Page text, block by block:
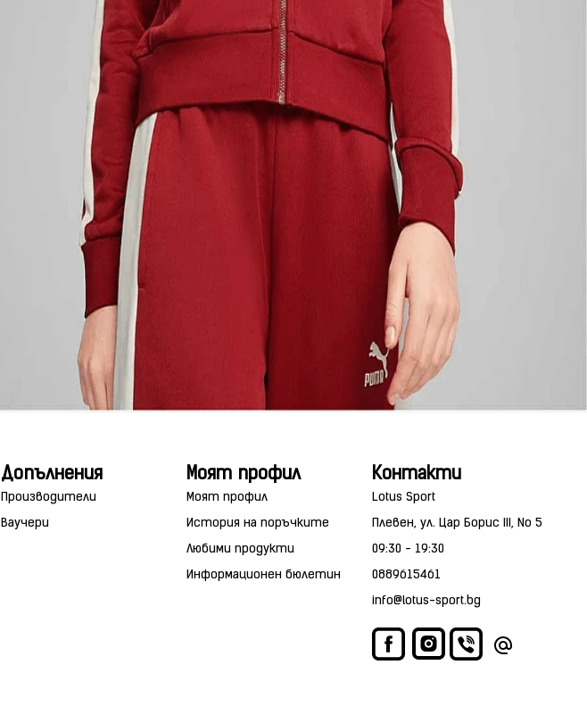
Допълнения
Производители
Ваучери
Моят профил
Моят профил
История на поръчките
Любими продукти
Информационен бюлетин
Контакти
Lotus Sport
Плевен, ул. Цар Борис III, No 5
09:30 - 19:30
0889615461
info@lotus-sport.bg